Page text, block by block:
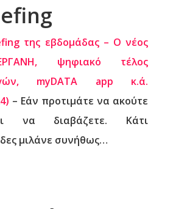
της εβδομάδας – Ο νέος
ψηφιακό τέλος
myDATA app κ.ά.
– Εάν προτιμάτε να ακούτε
να διαβάζετε. Κάτι
μιλάνε συνήθως…